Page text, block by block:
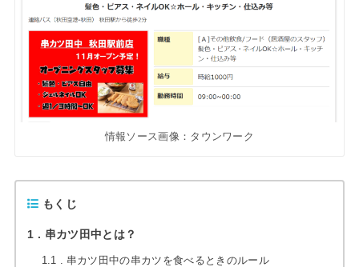
情報ソース画像：タウンワーク
もくじ
1 串カツ田中とは？
1.1 串カツ田中の串カツを食べるときのルール